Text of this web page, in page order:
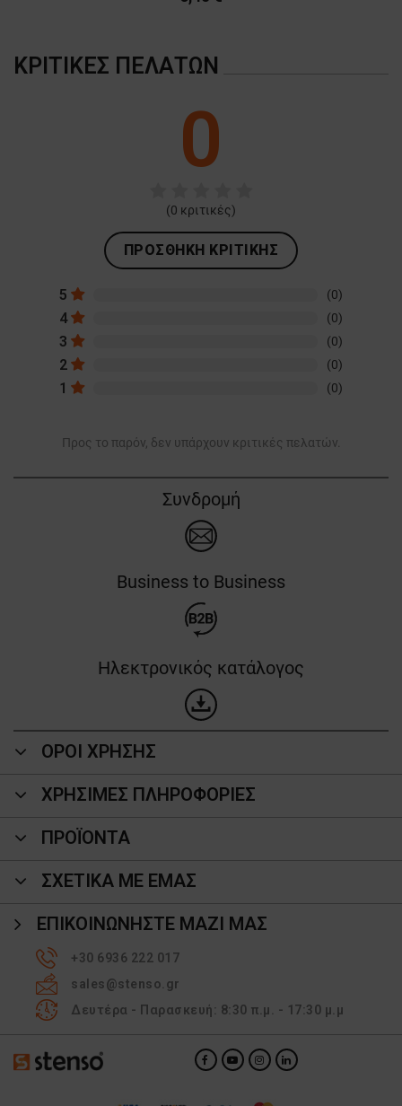
ΚΡΙΤΙΚΈΣ ΠΕΛΑΤΏΝ
0
(0 κριτικές)
ΠΡΟΣΘΉΚΗ ΚΡΙΤΙΚΉΣ
5 (0)
4 (0)
3 (0)
2 (0)
1 (0)
Προς το παρόν, δεν υπάρχουν κριτικές πελατών.
Συνδρομή
Business to Business
Ηλεκτρονικός κατάλογος
ΟΡΟΙ ΧΡΗΣΗΣ
ΧΡΗΣΙΜΕΣ ΠΛΗΡΟΦΟΡΙΕΣ
ΠΡΟΪΌΝΤΑ
ΣΧΕΤΙΚΑ ΜΕ ΕΜΑΣ
ΕΠΙΚΟΙΝΩΝΉΣΤΕ ΜΑΖΊ ΜΑΣ
+30 6936 222 017
sales@stenso.gr
Δευτέρα - Παρασκευή: 8:30 π.μ. - 17:30 μ.μ